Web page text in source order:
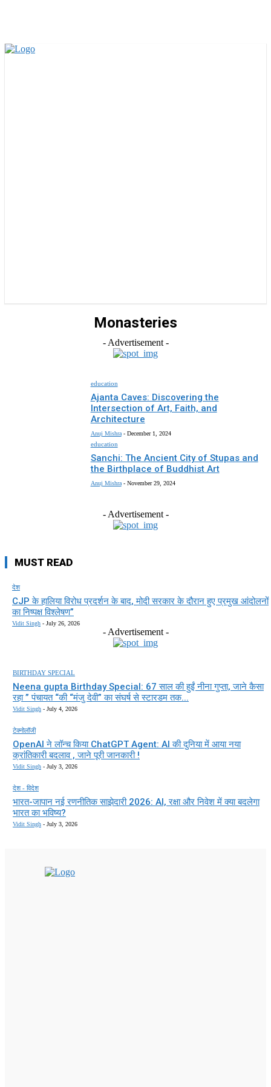
Monasteries
- Advertisement -
education
Ajanta Caves: Discovering the
Intersection of Art, Faith, and
Architecture
Anuj Mishra - December 1, 2024
education
Sanchi: The Ancient City of Stupas and
the Birthplace of Buddhist Art
Anuj Mishra - November 29, 2024
- Advertisement -
MUST READ
देश
CJP के हालिया विरोध प्रदर्शन के बाद, मोदी सरकार के दौरान हुए प्रमुख आंदोलनों
का निष्पक्ष विश्लेषण”
Vidit Singh - July 26, 2026
- Advertisement -
BIRTHDAY SPECIAL
Neena gupta Birthday Special: 67 साल की हुईं नीना गुप्ता, जाने कैसा
रहा ” पंचायत “की “मंजु देवी” का संघर्ष से स्टारडम तक...
Vidit Singh - July 4, 2026
टेक्नोलॉजी
OpenAI ने लॉन्च किया ChatGPT Agent: AI की दुनिया में आया नया
क्रांतिकारी बदलाव , जाने पूरी जानकारी !
Vidit Singh - July 3, 2026
देश - विदेश
भारत-जापान नई रणनीतिक साझेदारी 2026: AI, रक्षा और निवेश में क्या बदलेगा
भारत का भविष्य?
Vidit Singh - July 3, 2026